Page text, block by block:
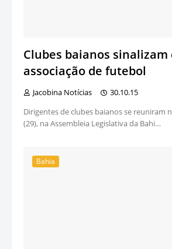
Clubes baianos sinalizam
associação de futebol
Jacobina Notícias
30.10.15
Dirigentes de clubes baianos se reuniram
(29), na Assembleia Legislativa da Bahi…
Bahia